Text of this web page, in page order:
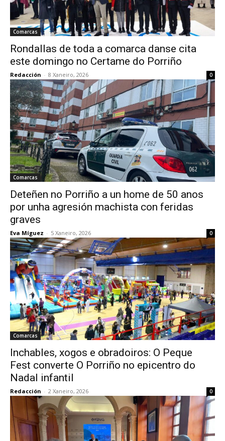
Comarcas
Rondallas de toda a comarca danse cita
este domingo no Certame do Porriño
Redacción - 8 Xaneiro, 2026 0
Comarcas
Deteñen no Porriño a un home de 50 anos
por unha agresión machista con feridas
graves
Eva Míguez - 5 Xaneiro, 2026 0
Comarcas
Inchables, xogos e obradoiros: O Peque
Fest converte O Porriño no epicentro do
Nadal infantil
Redacción - 2 Xaneiro, 2026 0